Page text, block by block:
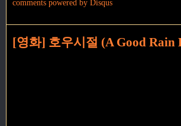
comments powered by Disqus
[영화] 호우시절 (A Good Rain